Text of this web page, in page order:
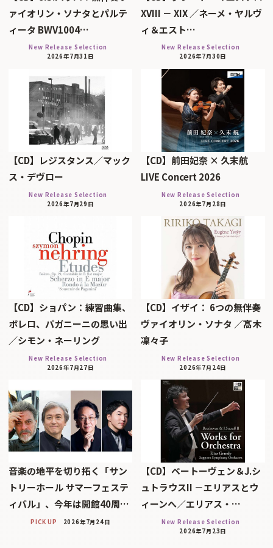
ァイオリン・ソナタとパルテ
ィータ BWV1004…
New Release Selection
2026年7月31日
XVIII － XIX ／ネーメ・ヤルヴ
ィ＆エスト…
New Release Selection
2026年7月30日
【CD】レジスタンス／マック
ス・デヴロー
New Release Selection
2026年7月29日
【CD】前田妃奈 × 久末航
LIVE Concert 2026
New Release Selection
2026年7月28日
【CD】ショパン：練習曲集、
ボレロ、パガニーニの思い出
／シモン・ネーリング
New Release Selection
2026年7月27日
【CD】イザイ： 6つの無伴奏
ヴァイオリン・ソナタ ／髙木
凜々子
New Release Selection
2026年7月24日
音楽の地平を切り拓く「サン
トリーホール サマーフェステ
ィバル」、今年は開館40周…
PICK UP 2026年7月24日
【CD】ベートーヴェン＆J.シ
ュトラウスII －エリアスとウ
ィーンへ／エリアス・…
New Release Selection
2026年7月23日